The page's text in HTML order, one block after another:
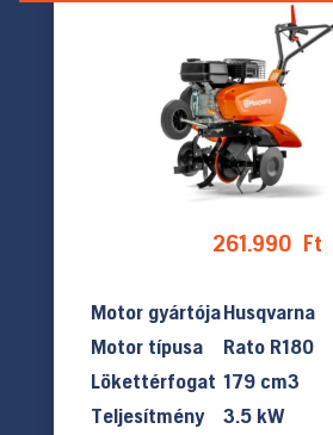
261.990 Ft
Motor gyártójaHusqvarna
Motor típusa
Rato R180
Lökettérfogat 179 cm3
Teljesítmény
3.5 kW